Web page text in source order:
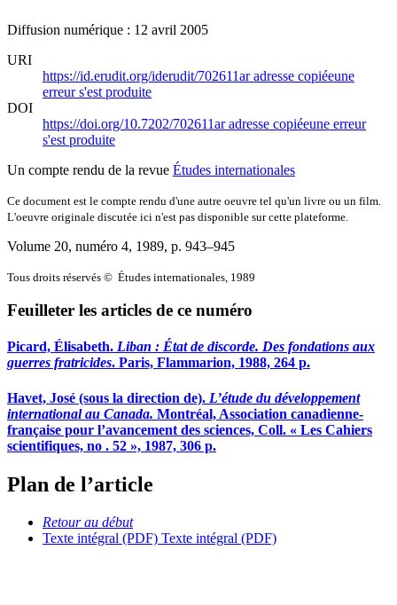
Diffusion numérique : 12 avril 2005
URI
https://id.erudit.org/iderudit/702611aradresse copiéeune
erreur s'est produite
DOI
https://doi.org/10.7202/702611aradresse copiéeune erreur
s'est produite
Un compte rendu de la revue Études internationales
Ce document est le compte rendu d'une autre oeuvre tel qu'un livre ou un film.
L'oeuvre originale discutée ici n'est pas disponible sur cette plateforme.
Volume 20, numéro 4, 1989, p. 943–945
Tous droits réservés © Études internationales, 1989
Feuilleter les articles de ce numéro
Picard, Élisabeth. Liban : État de discorde. Des fondations aux
guerres fratricides. Paris, Flammarion, 1988, 264 p.
Havet, José (sous la direction de). L’étude du développement
international au Canada. Montréal, Association canadienne-
française pour l’avancement des sciences, Coll. « Les Cahiers
scientifiques, no . 52 », 1987, 306 p.
Plan de l’article
Retour au début
Texte intégral (PDF) Texte intégral (PDF)